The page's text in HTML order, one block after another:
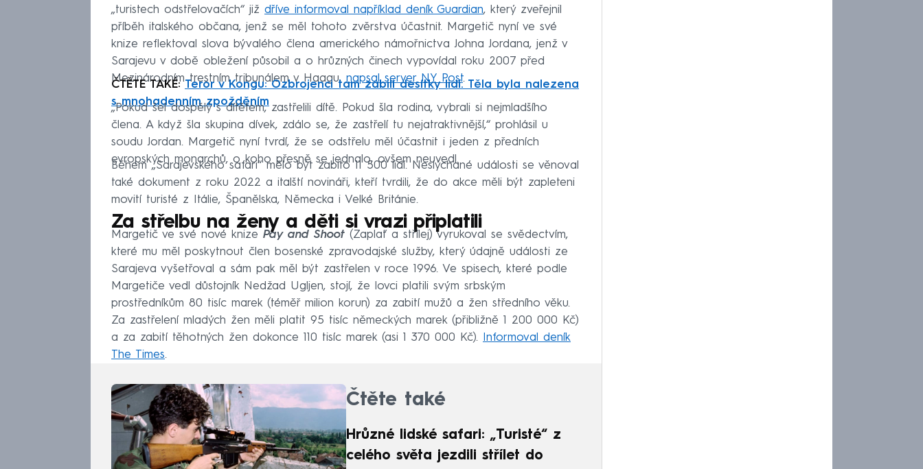
„turistech odstřelovačích“ již dříve informoval například deník Guardian, který zveřejnil
příběh italského občana, jenž se měl tohoto zvěrstva účastnit. Margetič nyní ve své
knize reflektoval slova bývalého člena amerického námořnictva Johna Jordana, jenž v
Sarajevu v době obležení působil a o hrůzných činech vypovídal roku 2007 před
Mezinárodním trestním tribunálem v Haagu, napsal server NY Post.
ČTĚTE TAKÉ:Teror v Kongu: Ozbrojenci tam zabili desítky lidí. Těla byla nalezena
s mnohadenním zpožděním
„Pokud šel dospělý s dítětem, zastřelili dítě. Pokud šla rodina, vybrali si nejmladšího
člena. A když šla skupina dívek, zdálo se, že zastřelí tu nejatraktivnější,“ prohlásil u
soudu Jordan. Margetič nyní tvrdí, že se odstřelu měl účastnit i jeden z předních
evropských monarchů, o koho přesně se jednalo, ovšem neuvedl.
Během „Sarajevského safari“ mělo být zabito 11 500 lidí. Neslýchané události se věnoval
také dokument z roku 2022 a italští novináři, kteří tvrdili, že do akce měli být zapleteni
movití turisté z Itálie, Španělska, Německa i Velké Británie.
Za střelbu na ženy a děti si vrazi připlatili
Margetič ve své nové knize Pay and Shoot (Zaplať a střílej) vyrukoval se svědectvím,
které mu měl poskytnout člen bosenské zpravodajské služby, který údajně události ze
Sarajeva vyšetřoval a sám pak měl být zastřelen v roce 1996. Ve spisech, které podle
Margetiče vedl důstojník Nedžad Ugljen, stojí, že lovci platili svým srbským
prostředníkům 80 tisíc marek (téměř milion korun) za zabití mužů a žen středního věku.
Za zastřelení mladých žen měli platit 95 tisíc německých marek (přibližně 1 200 000 Kč)
a za zabití těhotných žen dokonce 110 tisíc marek (asi 1 370 000 Kč).
Informoval deník
The Times.
Čtěte také
Hrůzné lidské safari: „Turisté“ z
celého světa jezdili střílet do